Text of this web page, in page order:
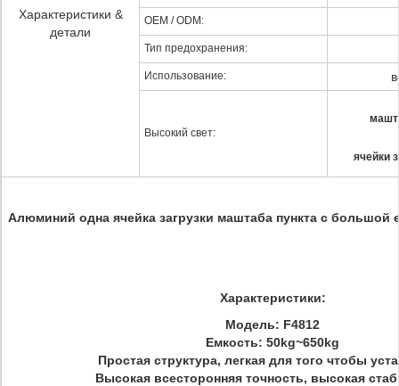
Характеристики &
детали
OEM / ODM:
Тип предохранения:
Использование:
Высокий свет:
ячейки
Алюминий одна ячейка загрузки маштаба пункта с большой
Характеристики:
Модель: F4812
Емкость: 50kg~650kg
Простая структура, легкая для того чтобы
Высокая всесторонняя точность, высокая